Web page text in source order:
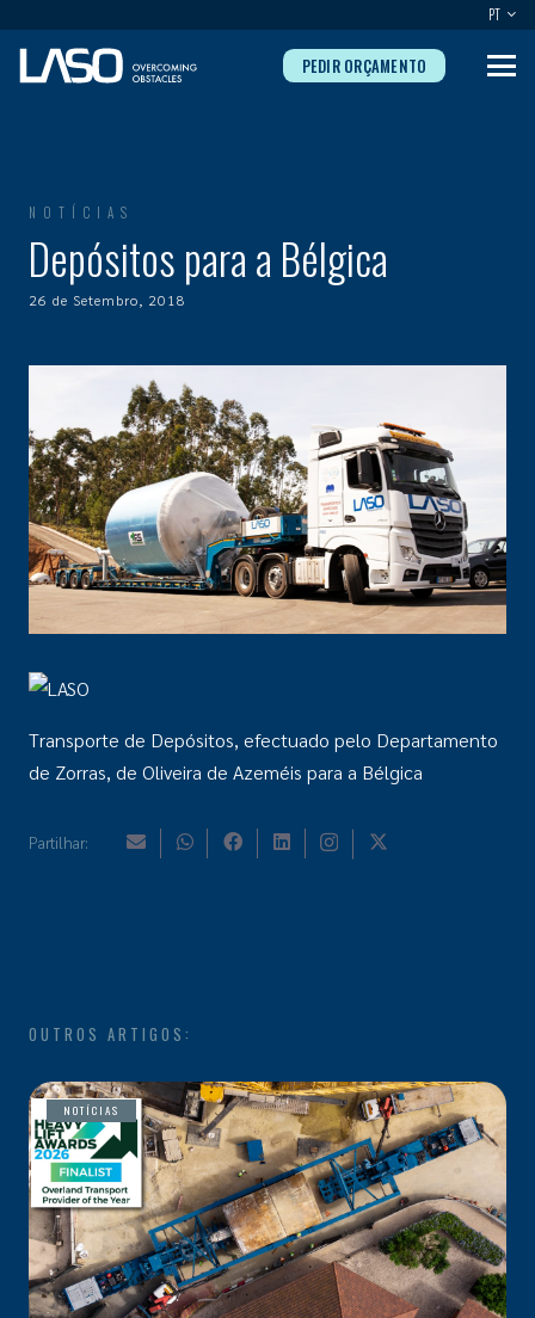
PT
PEDIR ORÇAMENTO
NOTÍCIAS
Depósitos para a Bélgica
26 de Setembro, 2018
Transporte de Depósitos, efectuado pelo Departamento
de Zorras, de Oliveira de Azeméis para a Bélgica
Partilhar:
OUTROS ARTIGOS:
NOTÍCIAS